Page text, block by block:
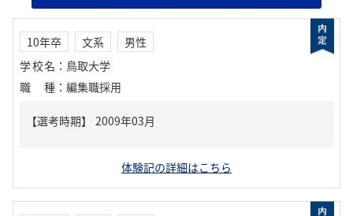
10年卒 文系
男性
学校名 ： 鳥取大学
職種 ： 編集職採用
体験記の詳細はこちら